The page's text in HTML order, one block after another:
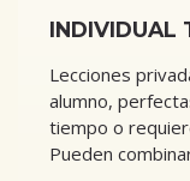
INDIVIDUAL
Lecciones
alumno,
tiempo o
Pueden